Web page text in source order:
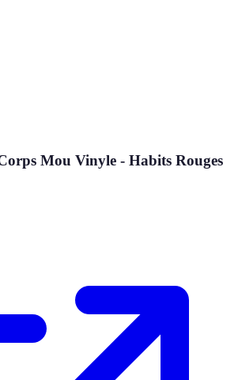
Mou Vinyle - Habits Rouges